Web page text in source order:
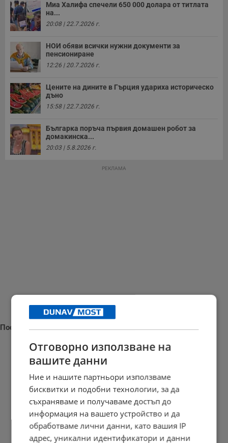
Миа Халифа спечели 650 000 долара от титлата
на...
20:08 | 22.7.2026 г.
НОИ обяви всички нужни документи за
пенсиониране
12:26 | 20.7.2026 г.
Цените на дините в Гърция удариха историческо
дъно
15:58 | 22.7.2026 г.
Българка поръча първия домашен робот за
домакинска...
20:03 | 5.8.2026 г.
РЕКЛАМА
Последни новини
Георги Пеев: Спирането на ТИР-ове в аварийната лента е...
Илиан Василев: Енергетиката ни се управлява чрез опасни...
Отговорно използване на
вашите данни
Ние и нашите партньори използваме
бисквитки и подобни технологии, за да
съхраняваме и получаваме достъп до
информация на вашето устройство и да
обработваме лични данни, като вашия IP
адрес, уникални идентификатори и данни